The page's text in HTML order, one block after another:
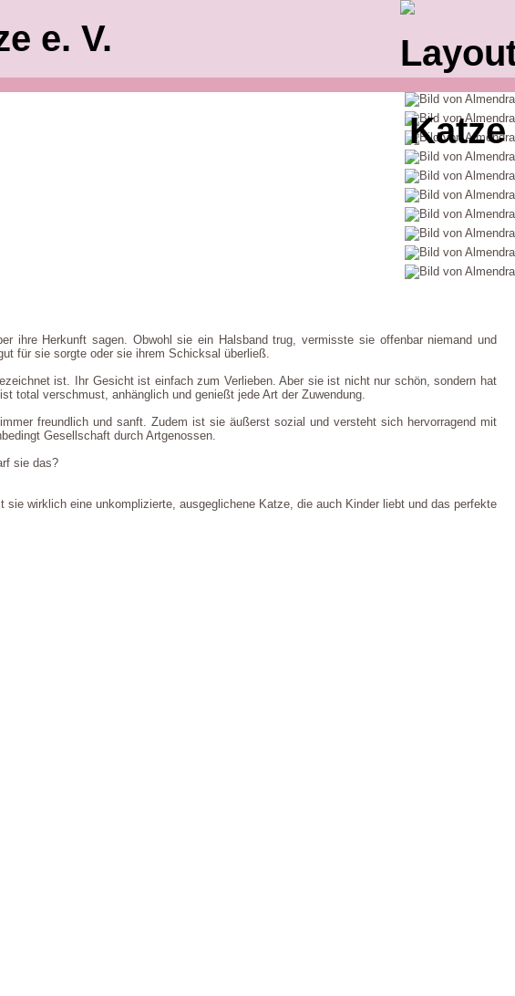
e. V.
ihre Herkunft sagen. Obwohl sie ein Halsband trug, vermisste sie offenbar niemand und
für sie sorgte oder sie ihrem Schicksal überließ.
ist. Ihr Gesicht ist einfach zum Verlieben. Aber sie ist nicht nur schön, sondern hat
total verschmust, anhänglich und genießt jede Art der Zuwendung.
freundlich und sanft. Zudem ist sie äußerst sozial und versteht sich hervorragend mit
Gesellschaft durch Artgenossen.
sie das?
wirklich eine unkomplizierte, ausgeglichene Katze, die auch Kinder liebt und das perfekte